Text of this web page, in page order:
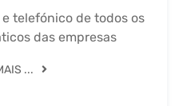
telefónico de todos os
das empresas
...